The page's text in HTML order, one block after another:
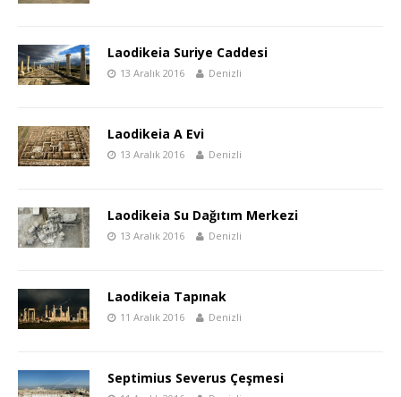
Laodikeia Suriye Caddesi
13 Aralık 2016 Denizli
Laodikeia A Evi
13 Aralık 2016 Denizli
Laodikeia Su Dağıtım Merkezi
13 Aralık 2016 Denizli
Laodikeia Tapınak
11 Aralık 2016 Denizli
Septimius Severus Çeşmesi